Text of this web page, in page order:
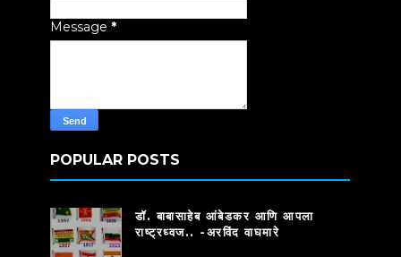
Message *
POPULAR POSTS
डॉ. बाबासाहेब आंबेडकर आणि आपला
राष्ट्रध्वज.. -अरविंद वाघमारे